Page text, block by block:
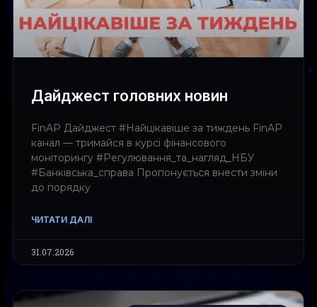
Дайджест головних новин
FinAP Дайджест #Найцікавіше за тиждень FinAP
канал — тримайся в курсі фінансового
моніторингу #Регулювання_та_нагляд_НБУ
#Банківська_справа Пропонується внести зміни
до порядку
ЧИТАТИ ДАЛІ
31.07.2026